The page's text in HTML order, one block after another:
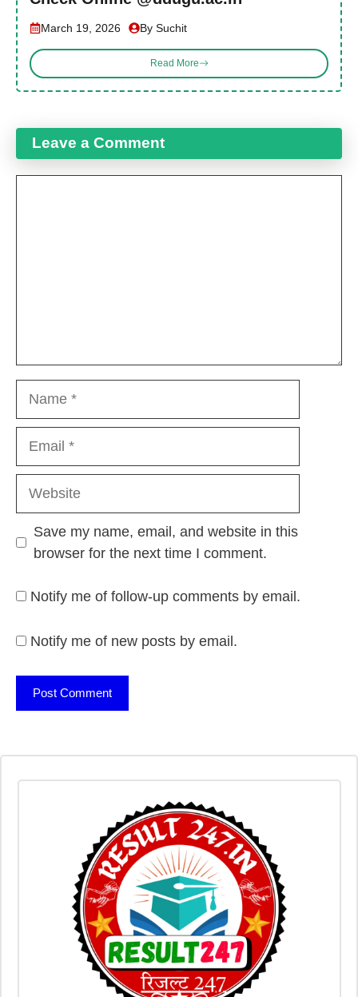
March 19, 2026 By Suchit
Read More
Leave a Comment
Save my name, email, and website in this
browser for the next time I comment.
Notify me of follow-up comments by email.
Notify me of new posts by email.